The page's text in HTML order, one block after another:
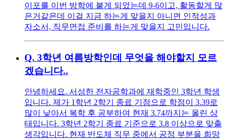
이포를 이번 방학에 붙게 되었는데 9-6이고, 활동할게 많
은거같은데 이걸 지금 하는게 맞을지 아니면 인적성과
자소서, 직무면접 준비를 하는게 맞을지 고민입니다.
Q. 3학년 여름방학인데 무엇을 해야할지 모르
겠습니다..
안녕하세요. 서성한 전자공학과에 재학중인 3학년 학생
입니다. 제가 1학년 2학기 종료 기점으로 학점이 3.39로
많이 낮아서 복학 후 공부하여 현재 3.74까지는 올린 상
태입니다. 3학년 2학기 종료 기준으로 3.8 이상으로 맞출
생각입니다. 현재 반도체 직무 중에서 공정 부분을 희망